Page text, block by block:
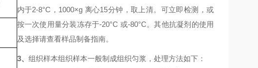
内于2-8°C，1000×g 离心15分钟，取上清。可立即检测，或
按一次使用量分装冻存于-20°C 或-80°C。其他抗凝剂的使用
及选择请查看样品制备指南。
3、 组织样本组织样本一般制成组织匀浆，处理方法如下：